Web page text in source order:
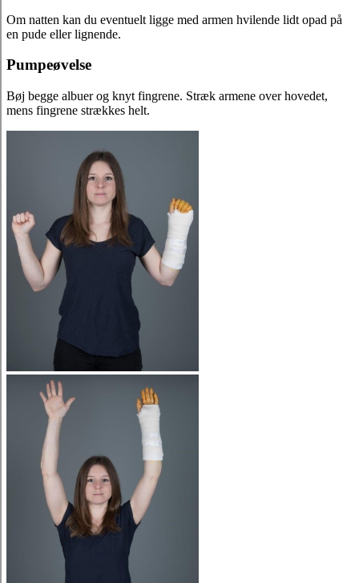
Om natten kan du eventuelt ligge med armen hvilende lidt opad på
en pude eller lignende.
Pumpeøvelse
Bøj begge albuer og knyt fingrene. Stræk armene over hovedet,
mens fingrene strækkes helt.